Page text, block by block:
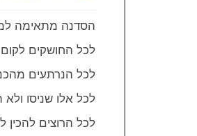
הסדנה מתאימה
לכל החושקים
לכל הנרתעים
לכל אלו שניסו ולא
לכל הרוצים להכין